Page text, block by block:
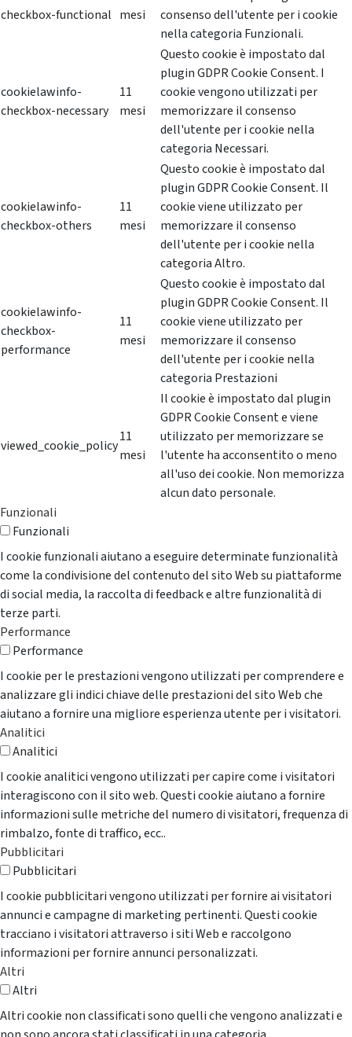
checkbox-functional mesi
consenso dell'utente per i cookie
nella categoria Funzionali.
cookielawinfo-
checkbox-necessary
11
mesi
Questo cookie è impostato dal
plugin GDPR Cookie Consent. I
cookie vengono utilizzati per
memorizzare il consenso
dell'utente per i cookie nella
categoria Necessari.
cookielawinfo-
checkbox-others
11
mesi
Questo cookie è impostato dal
plugin GDPR Cookie Consent. Il
cookie viene utilizzato per
memorizzare il consenso
dell'utente per i cookie nella
categoria Altro.
cookielawinfo-
checkbox-
performance
11
mesi
Questo cookie è impostato dal
plugin GDPR Cookie Consent. Il
cookie viene utilizzato per
memorizzare il consenso
dell'utente per i cookie nella
categoria Prestazioni
viewed_cookie_policy
11
mesi
Il cookie è impostato dal plugin
GDPR Cookie Consent e viene
utilizzato per memorizzare se
l'utente ha acconsentito o meno
all'uso dei cookie. Non memorizza
alcun dato personale.
Funzionali
Funzionali
I cookie funzionali aiutano a eseguire determinate funzionalità
come la condivisione del contenuto del sito Web su piattaforme
di social media, la raccolta di feedback e altre funzionalità di
terze parti.
Performance
Performance
I cookie per le prestazioni vengono utilizzati per comprendere e
analizzare gli indici chiave delle prestazioni del sito Web che
aiutano a fornire una migliore esperienza utente per i visitatori.
Analitici
Analitici
I cookie analitici vengono utilizzati per capire come i visitatori
interagiscono con il sito web. Questi cookie aiutano a fornire
informazioni sulle metriche del numero di visitatori, frequenza di
rimbalzo, fonte di traffico, ecc..
Pubblicitari
Pubblicitari
I cookie pubblicitari vengono utilizzati per fornire ai visitatori
annunci e campagne di marketing pertinenti. Questi cookie
tracciano i visitatori attraverso i siti Web e raccolgono
informazioni per fornire annunci personalizzati.
Altri
Altri
Altri cookie non classificati sono quelli che vengono analizzati e